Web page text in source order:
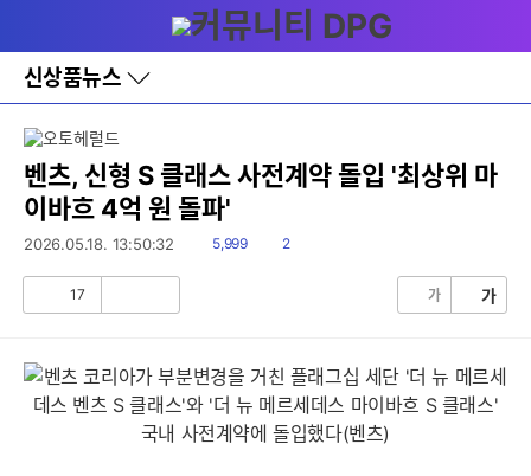
와
홈
신상품뉴스
바
로
레
이
어
창
토
벤츠, 신형 S 클래스 사전계약 돌입 '최상위 마
이바흐 4억 원 돌파'
2026.05.18. 13:50:32
읽
5,999
댓
2
17 가 가